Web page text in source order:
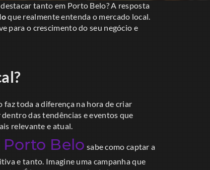
tanto em Porto Belo? A resposta
que realmente entenda o mercado local.
para o crescimento do seu negócio e
faz toda a diferença na hora de criar
das tendências e eventos que
relevante e atual.
Belo sabe como captar a
e tanto. Imagine uma campanha que